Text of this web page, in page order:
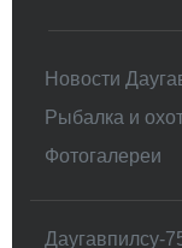
Новости
Рыбалка и
Фотогалереи
Даугавпилсу-